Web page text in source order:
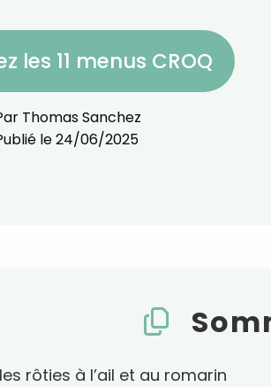
les 11 menus CROQ
Thomas Sanchez
le24/06/2025
rôties à l’ail et au romarin